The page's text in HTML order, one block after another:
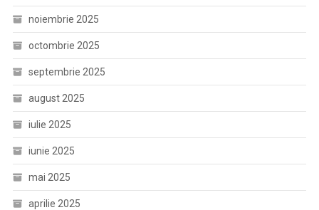
noiembrie 2025
octombrie 2025
septembrie 2025
august 2025
iulie 2025
iunie 2025
mai 2025
aprilie 2025